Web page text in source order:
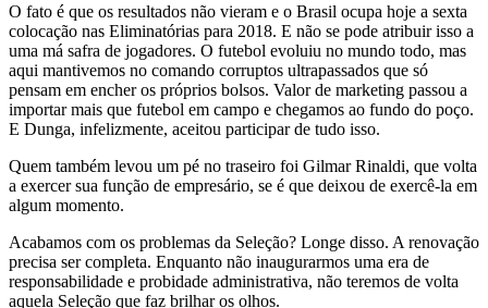
O fato é que os resultados não vieram e o Brasil ocupa hoje a sexta
colocação nas Eliminatórias para 2018. E não se pode atribuir isso a
uma má safra de jogadores. O futebol evoluiu no mundo todo, mas
aqui mantivemos no comando corruptos ultrapassados que só
pensam em encher os próprios bolsos. Valor de marketing passou a
importar mais que futebol em campo e chegamos ao fundo do poço.
E Dunga, infelizmente, aceitou participar de tudo isso.
Quem também levou um pé no traseiro foi Gilmar Rinaldi, que volta
a exercer sua função de empresário, se é que deixou de exercê-la em
algum momento.
Acabamos com os problemas da Seleção? Longe disso. A renovação
precisa ser completa. Enquanto não inaugurarmos uma era de
responsabilidade e probidade administrativa, não teremos de volta
aquela Seleção que faz brilhar os olhos.